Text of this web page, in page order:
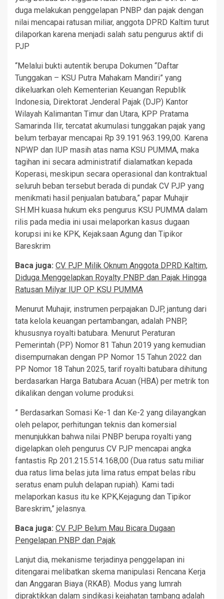
duga melakukan penggelapan PNBP dan pajak dengan
nilai mencapai ratusan miliar, anggota DPRD Kaltim turut
dilaporkan karena menjadi salah satu pengurus aktif di
PJP
“Melalui bukti autentik berupa Dokumen “Daftar
Tunggakan – KSU Putra Mahakam Mandiri” yang
dikeluarkan oleh Kementerian Keuangan Republik
Indonesia, Direktorat Jenderal Pajak (DJP) Kantor
Wilayah Kalimantan Timur dan Utara, KPP Pratama
Samarinda Ilir, tercatat akumulasi tunggakan pajak yang
belum terbayar mencapai Rp 39.191.963.199,00. Karena
NPWP dan IUP masih atas nama KSU PUMMA, maka
tagihan ini secara administratif dialamatkan kepada
Koperasi, meskipun secara operasional dan kontraktual
seluruh beban tersebut berada di pundak CV PJP yang
menikmati hasil penjualan batubara,” papar Muhajir
SH.MH kuasa hukum eks pengurus KSU PUMMA dalam
rilis pada media ini usai melaporkan kasus dugaan
korupsi ini ke KPK, Kejaksaan Agung dan Tipikor
Bareskrim
Baca juga: CV. PJP Milik Oknum Anggota DPRD Kaltim,
Diduga Menggelapkan Royalty PNBP dan Pajak Hingga
Ratusan Milyar IUP OP KSU PUMMA
Menurut Muhajir, instrumen perpajakan DJP, jantung dari
tata kelola keuangan pertambangan, adalah PNBP,
khususnya royalti batubara. Menurut Peraturan
Pemerintah (PP) Nomor 81 Tahun 2019 yang kemudian
disempurnakan dengan PP Nomor 15 Tahun 2022 dan
PP Nomor 18 Tahun 2025, tarif royalti batubara dihitung
berdasarkan Harga Batubara Acuan (HBA) per metrik ton
dikalikan dengan volume produksi.
” Berdasarkan Somasi Ke-1 dan Ke-2 yang dilayangkan
oleh pelapor, perhitungan teknis dan komersial
menunjukkan bahwa nilai PNBP berupa royalti yang
digelapkan oleh pengurus CV PJP mencapai angka
fantastis Rp 201.215.514.168,00 (Dua ratus satu miliar
dua ratus lima belas juta lima ratus empat belas ribu
seratus enam puluh delapan rupiah). Kami tadi
melaporkan kasus itu ke KPK,Kejagung dan Tipikor
Bareskrim,” jelasnya.
Baca juga: CV. PJP Belum Mau Bicara Dugaan
Pengelapan PNBP dan Pajak
Lanjut dia, mekanisme terjadinya penggelapan ini
ditengarai melibatkan skema manipulasi Rencana Kerja
dan Anggaran Biaya (RKAB). Modus yang lumrah
dipraktikkan dalam sindikasi kejahatan tambang adalah